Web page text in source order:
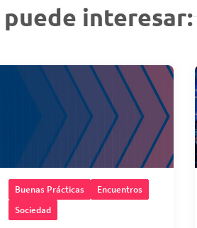
puede interesar:
Buenas Prácticas
Encuentros
Sociedad